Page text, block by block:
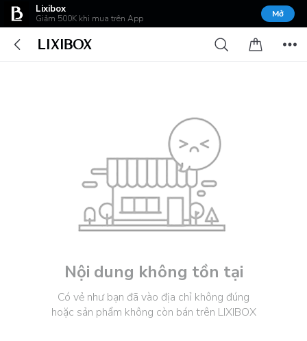
Lixibox
Giảm 500K khi mua trên App Mở
Nội dung không tồn tại
Có vẻ như bạn đã vào địa chỉ không đúng
hoặc sản phẩm không còn bán trên LIXIBOX